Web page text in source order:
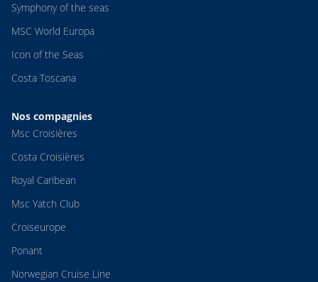
Symphony of the seas
MSC World Europa
Icon of the Seas
Costa Toscana
Nos compagnies
Msc Croisières
Costa Croisières
Royal Caribean
Msc Yatch Club
Croiseurope
Ponant
Norwegian Cruise Line